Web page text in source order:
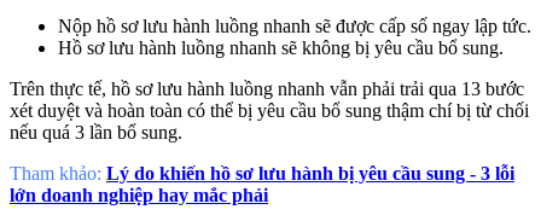
Nộp hồ sơ lưu hành luồng nhanh sẽ được cấp số ngay lập tức.
Hồ sơ lưu hành luồng nhanh sẽ không bị yêu cầu bổ sung.
Trên thực tế, hồ sơ lưu hành luồng nhanh vẫn phải trải qua 13 bước
xét duyệt và hoàn toàn có thể bị yêu cầu bổ sung thậm chí bị từ chối
nếu quá 3 lần bổ sung.
Tham khảo: Lý do khiến hồ sơ lưu hành bị yêu cầu sung - 3 lỗi
lớn doanh nghiệp hay mắc phải